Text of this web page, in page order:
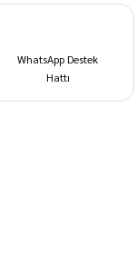
WhatsApp Destek
Hattı